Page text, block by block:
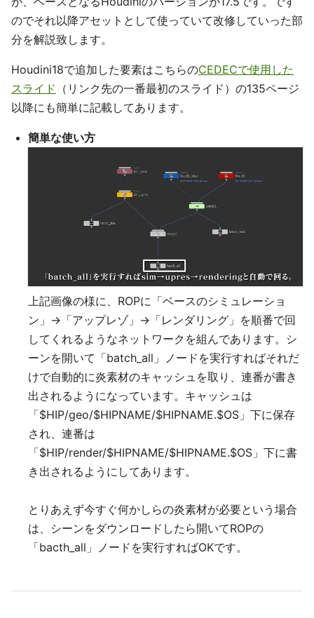
のでそれ以降アセットとして使っていて改修していった部
分を解説致します。
Houdini18で追加した要素はこちらのCEDECで使用した
スライド （リンク先の一番最初のスライド）の135ページ
以降にも簡単に記載してあります。
簡単な使い方
上記画像の様に、ROPに「ベースのシミュレーショ
ン」→「アップレゾ」→「レンダリング」を順番で回
してくれるようなネットワークを組んであります。シ
ーンを開いて「batch_all」ノードを実行すればそれだ
けで自動的に炎素材のキャッシュを取り、連番が書き
出されるようになっています。キャッシュは
「$HIP/geo/$HIPNAME/$HIPNAME.$OS」下に保存
され、連番は
「$HIP/render/$HIPNAME/$HIPNAME.$OS」下に書
き出されるようにしてあります。
とりあえず今すぐ何かしらの炎素材が必要という場合
は、シーンをダウンロードしたら開いてROPの
「bacth_all」ノードを実行すればOKです。